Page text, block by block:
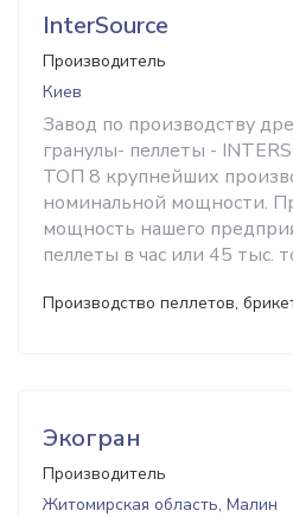
InterSource
Производитель
Киев
Завод по производству
гранулы- пеллеты -
ТОП 8 крупнейших
номинальной мощности.
мощность нашего
пеллеты в час или 45 тыс.
Производство пеллетов,
Экогран
Производитель
Житомирская область, Малин